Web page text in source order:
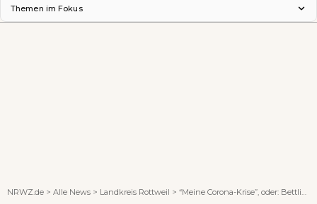
Themen im Fokus
NRWZ.de > Alle News > Landkreis Rottweil > “Meine Corona-Krise”, oder: Bettlinsbad-Wirtin Burgbacher und ihr Team stecken den Kopf nicht in den Sand